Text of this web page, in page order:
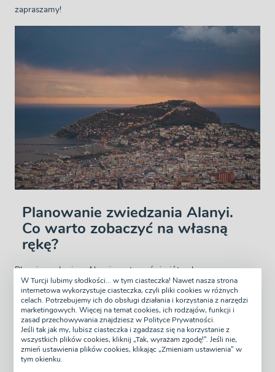
zapraszamy!
Planowanie zwiedzania Alanyi.
Co warto zobaczyć na własną
rękę?
Planując wakacje w Alanyi, warto poświęcić trochę czasu na
zorganizowanie zwiedzania, aby maksymalnie wykorzystać swój
pobyt w tutaj. Alanya to miejsce, które oferuje zarówno możliwość
relaksu, jak i odkrywania ciekawych zabytków oraz atrakcji, więc
jeśli znudzi ciebie wylegiwanie się przy basenie bądź na plaży,
możesz zwiedzić atrakcje które są dosłownie pod twoim nosem!
Lecz by w pełni cieszyć się wszystkim, co Alanya ma do
W Turcji lubimy słodkości... w tym ciasteczka! Nawet nasza strona
internetowa wykorzystuje ciasteczka, czyli pliki cookies w różnych
celach. Potrzebujemy ich do obsługi działania i korzystania z narzędzi
marketingowych. Więcej na temat cookies, ich rodzajów, funkcji i
zasad przechowywania znajdziesz w Polityce Prywatności.
Jeśli tak jak my, lubisz ciasteczka i zgadzasz się na korzystanie z
wszystkich plików cookies, kliknij „Tak, wyrażam zgodę!”. Jeśli nie,
zmień ustawienia plików cookies, klikając „Zmieniam ustawienia” w
tym okienku.